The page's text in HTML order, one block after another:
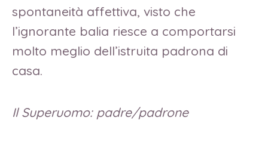
spontaneità affettiva, visto che
l’ignorante balia riesce a comportarsi
molto meglio dell’istruita padrona di
casa.
Il Superuomo: padre/padrone